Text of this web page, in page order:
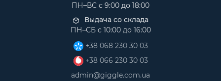
ПН–ВС с 9:00 до 18:00
Выдача со склада
ПН–СБ с 10:00 до 16:00
+38 068 230 30 03
+38 066 230 30 03
admin@giggle.com.ua